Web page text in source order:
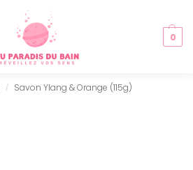
0
/ Savon Ylang & Orange (115g)